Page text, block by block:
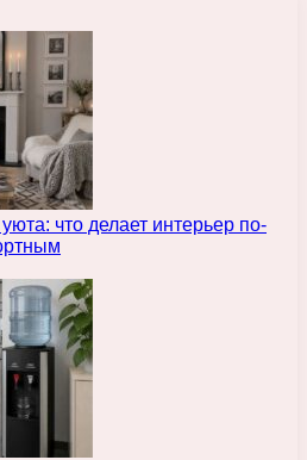
что делает интерьер по-